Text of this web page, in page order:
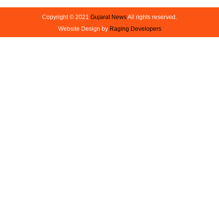
Copyright © 2021 Gujarat NewsAll rights reserved.
Website Design by Raging Developers